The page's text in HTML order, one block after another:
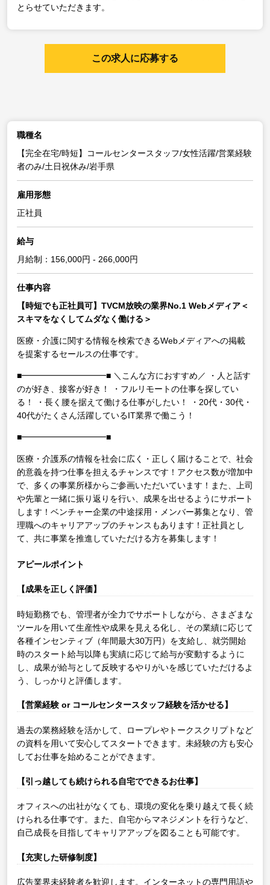
とらせていただきます。
この求人に応募する
職種名
【完全在宅/時短】コールセンタースタッフ/女性活躍/営業経験
者のみ/土日祝休み/岩手県
雇用形態
正社員
給与
月給制：156,000円 - 266,000円
仕事内容
【時短でも正社員可】TVCM放映の業界No.1 Webメディア＜
スキマをなくしてムダなく働ける＞
医療・介護に関する情報を検索できるWebメディアへの掲載
を提案するセールスの仕事です。
■━━━━━━━━━━■ ＼こんな方におすすめ／
・人と話す
のが好き、接客が好き！
・フルリモートの仕事を探してい
る！
・長く腰を据えて働ける仕事がしたい！
・20代・30代・
40代がたくさん活躍しているIT業界で働こう！
■━━━━━━━━━━■
医療・介護系の情報を社会に広く・正しく届けることで、社会
的意義を持つ仕事を担えるチャンスです！アクセス数が増加中
で、多くの事業所様からご参画いただいています！また、上司
や先輩と一緒に振り返りを行い、成果を出せるようにサポート
します！ベンチャー企業の中途採用・メンバー募集となり、管
理職へのキャリアアップのチャンスもあります！正社員とし
て、共に事業を推進していただける方を募集します！
アピールポイント
【成果を正しく評価】
時短勤務でも、管理者が全力でサポートしながら、さまざまな
ツールを用いて生産性や成果を見える化し、その業績に応じて
各種インセンティブ（年間最大30万円）を支給し、就労開始
時のスタート給与以降も実績に応じて給与が変動するように
し、成果が給与として反映するやりがいを感じていただけるよ
う、しっかりと評価します。
【営業経験 or コールセンタースタッフ経験を活かせる】
過去の業務経験を活かして、ロープレやトークスクリプトなど
の資料を用いて安心してスタートできます。未経験の方も安心
してお仕事を始めることができます。
【引っ越しても続けられる自宅でできるお仕事】
オフィスへの出社がなくても、環境の変化を乗り越えて長く続
けられる仕事です。また、自宅からマネジメントを行うなど、
自己成長を目指してキャリアアップを図ることも可能です。
【充実した研修制度】
広告業界未経験者を歓迎します。インターネットの専門用語や